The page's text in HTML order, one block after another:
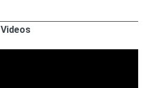
Videos